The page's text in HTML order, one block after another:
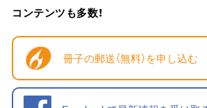
コンテンツも多数！
冊子の郵送（無料）を申し込む